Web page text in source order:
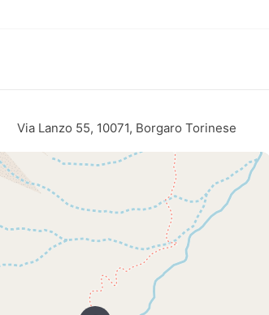
Via Lanzo 55, 10071, Borgaro Torinese